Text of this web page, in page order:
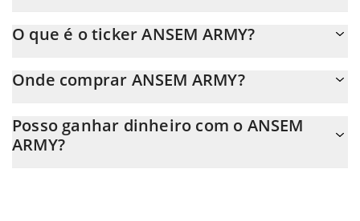
O que é o ticker ANSEM ARMY?
Onde comprar ANSEM ARMY?
transferência p2p. E a melhor maneira de trocar ANSEM ARMY é
através de um bot de 3commas.
Posso ganhar dinheiro com o ANSEM
ARMY?